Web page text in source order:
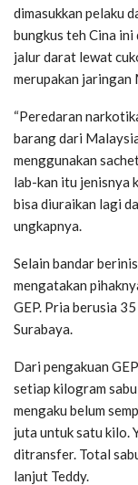
dimasukkan pelaku
bungkus teh Cina
jalur darat lewat
merupakan
“Peredaran
barang dari
menggunakan
lab-kan itu jenisnya
bisa diuraikan lagi
ungkapnya.
Selain bandar
mengatakan
GEP. Pria berusia
Surabaya.
Dari pengakuan
setiap kilogram
mengaku belum
juta untuk satu kilo.
ditransfer. Total
lanjut Teddy.